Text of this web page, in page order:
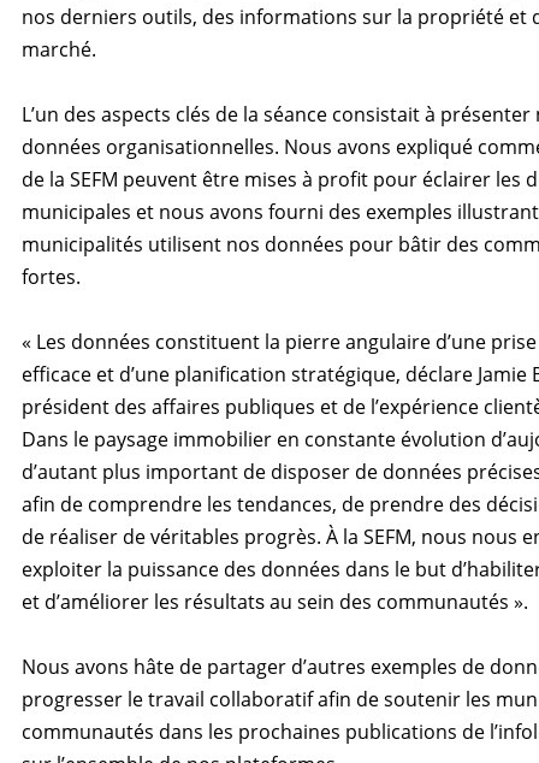
nos derniers outils, des informations sur la propriété et
marché.
L’un des aspects clés de la séance consistait à
données organisationnelles. Nous avons expliqué
de la SEFM peuvent être mises à profit pour éclairer les
municipales et nous avons fourni des exemples
municipalités utilisent nos données pour bâtir des
fortes.
« Les données constituent la pierre angulaire d’une
efficace et d’une planification stratégique, déclare Jamie
président des affaires publiques et de l’expérience
Dans le paysage immobilier en constante évolution
d’autant plus important de disposer de données
afin de comprendre les tendances, de prendre des
de réaliser de véritables progrès. À la SEFM, nous nous
exploiter la puissance des données dans le but
et d’améliorer les résultats au sein des communautés ».
Nous avons hâte de partager d’autres exemples de
progresser le travail collaboratif afin de soutenir les
communautés dans les prochaines publications de